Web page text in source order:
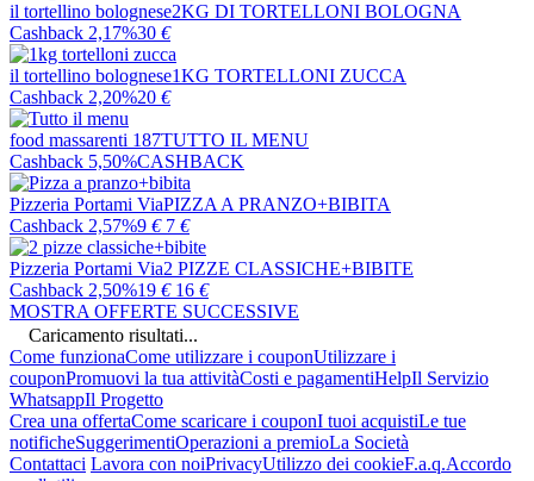
il tortellino bolognese2KG DI TORTELLONI BOLOGNA
Cashback 2,17%30 €
il tortellino bolognese1KG TORTELLONI ZUCCA
Cashback 2,20%20 €
food massarenti 187TUTTO IL MENU
Cashback 5,50%CASHBACK
Pizzeria Portami ViaPIZZA A PRANZO+BIBITA
Cashback 2,57%9 € 7 €
Pizzeria Portami Via2 PIZZE CLASSICHE+BIBITE
Cashback 2,50%19 € 16 €
MOSTRA OFFERTE SUCCESSIVE
Caricamento risultati...
Come funzionaCome utilizzare i couponUtilizzare i
couponPromuovi la tua attivitàCosti e pagamentiHelpIl Servizio
WhatsappIl Progetto
Crea una offertaCome scaricare i couponI tuoi acquistiLe tue
notificheSuggerimentiOperazioni a premioLa Società
Contattaci Lavora con noiPrivacyUtilizzo dei cookieF.a.q.Accordo